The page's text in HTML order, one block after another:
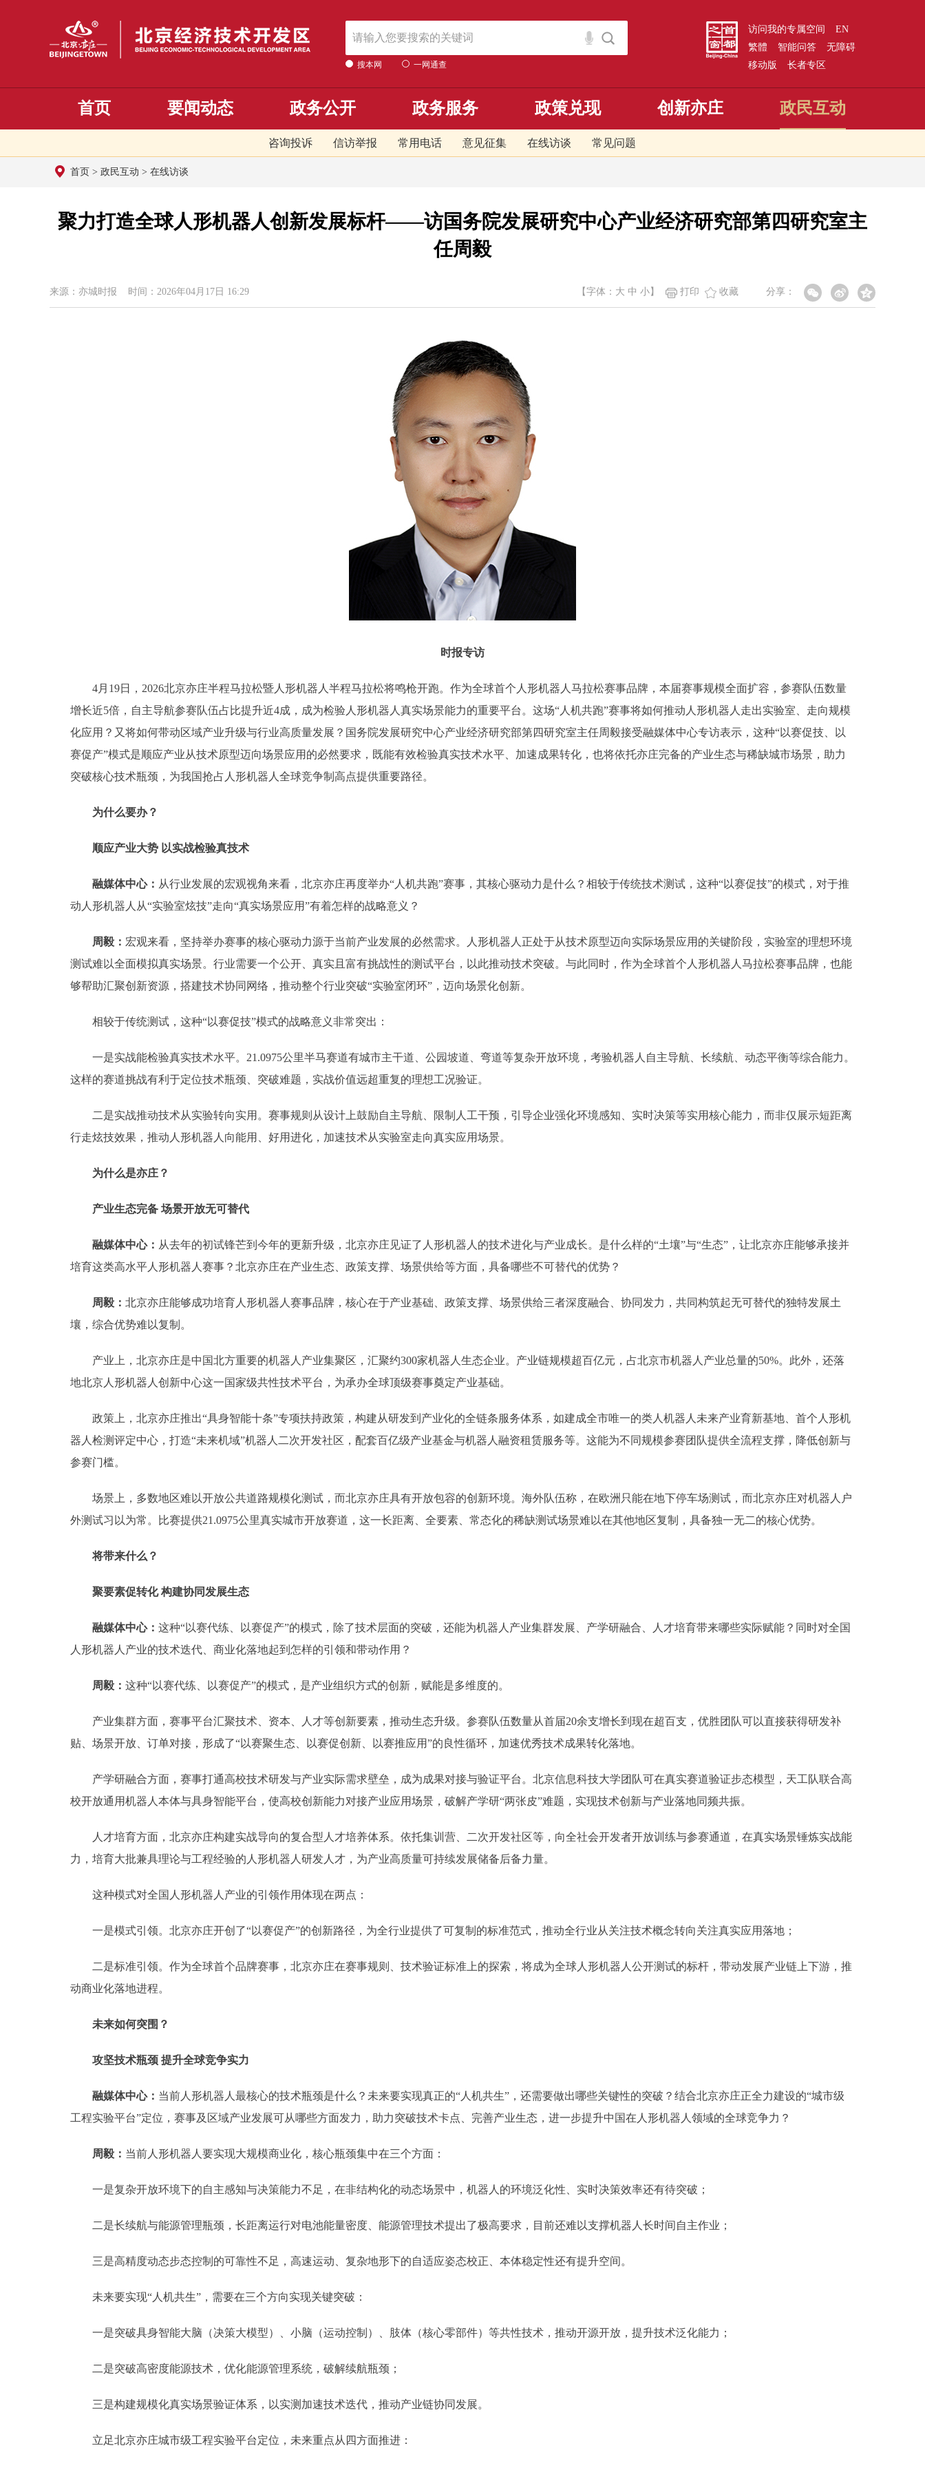
搜本网 一网通查
访问我的专属空间
EN
繁體
智能问答
无障碍
移动版
长者专区
首页 要闻动态 政务公开 政务服务 政策兑现 创新亦庄 政民互动
咨询投诉 信访举报 常用电话 意见征集 在线访谈 常见问题
首页 > 政民互动 > 在线访谈
聚力打造全球人形机器人创新发展标杆——访国务院发展研究中心产业经济研究部第四研究室主
任周毅
来源：亦城时报 时间：2026年04月17日 16:29 分享：
【字体： 大 中 小 】 打印 收藏
时报专访
4月19日，2026北京亦庄半程马拉松暨人形机器人半程马拉松将鸣枪开跑。作为全球首个人形机器人马拉松赛事品牌，本届赛事规模全面扩容，参赛队伍数量
增长近5倍，自主导航参赛队伍占比提升近4成，成为检验人形机器人真实场景能力的重要平台。这场“人机共跑”赛事将如何推动人形机器人走出实验室、走向规模
化应用？又将如何带动区域产业升级与行业高质量发展？国务院发展研究中心产业经济研究部第四研究室主任周毅接受融媒体中心专访表示，这种“以赛促技、以
赛促产”模式是顺应产业从技术原型迈向场景应用的必然要求，既能有效检验真实技术水平、加速成果转化，也将依托亦庄完备的产业生态与稀缺城市场景，助力
突破核心技术瓶颈，为我国抢占人形机器人全球竞争制高点提供重要路径。
为什么要办？
顺应产业大势 以实战检验真技术
融媒体中心： 从行业发展的宏观视角来看，北京亦庄再度举办“人机共跑”赛事，其核心驱动力是什么？相较于传统技术测试，这种“以赛促技”的模式，对于推
动人形机器人从“实验室炫技”走向“真实场景应用”有着怎样的战略意义？
周毅： 宏观来看，坚持举办赛事的核心驱动力源于当前产业发展的必然需求。人形机器人正处于从技术原型迈向实际场景应用的关键阶段，实验室的理想环境
测试难以全面模拟真实场景。行业需要一个公开、真实且富有挑战性的测试平台，以此推动技术突破。与此同时，作为全球首个人形机器人马拉松赛事品牌，也能
够帮助汇聚创新资源，搭建技术协同网络，推动整个行业突破“实验室闭环”，迈向场景化创新。
相较于传统测试，这种“以赛促技”模式的战略意义非常突出：
一是实战能检验真实技术水平。21.0975公里半马赛道有城市主干道、公园坡道、弯道等复杂开放环境，考验机器人自主导航、长续航、动态平衡等综合能力。
这样的赛道挑战有利于定位技术瓶颈、突破难题，实战价值远超重复的理想工况验证。
二是实战推动技术从实验转向实用。赛事规则从设计上鼓励自主导航、限制人工干预，引导企业强化环境感知、实时决策等实用核心能力，而非仅展示短距离
行走炫技效果，推动人形机器人向能用、好用进化，加速技术从实验室走向真实应用场景。
为什么是亦庄？
产业生态完备 场景开放无可替代
融媒体中心： 从去年的初试锋芒到今年的更新升级，北京亦庄见证了人形机器人的技术进化与产业成长。是什么样的“土壤”与“生态”，让北京亦庄能够承接并
培育这类高水平人形机器人赛事？北京亦庄在产业生态、政策支撑、场景供给等方面，具备哪些不可替代的优势？
周毅： 北京亦庄能够成功培育人形机器人赛事品牌，核心在于产业基础、政策支撑、场景供给三者深度融合、协同发力，共同构筑起无可替代的独特发展土
壤，综合优势难以复制。
产业上，北京亦庄是中国北方重要的机器人产业集聚区，汇聚约300家机器人生态企业。产业链规模超百亿元，占北京市机器人产业总量的50%。此外，还落
地北京人形机器人创新中心这一国家级共性技术平台，为承办全球顶级赛事奠定产业基础。
政策上，北京亦庄推出“具身智能十条”专项扶持政策，构建从研发到产业化的全链条服务体系，如建成全市唯一的类人机器人未来产业育新基地、首个人形机
器人检测评定中心，打造“未来机域”机器人二次开发社区，配套百亿级产业基金与机器人融资租赁服务等。这能为不同规模参赛团队提供全流程支撑，降低创新与
参赛门槛。
场景上，多数地区难以开放公共道路规模化测试，而北京亦庄具有开放包容的创新环境。海外队伍称，在欧洲只能在地下停车场测试，而北京亦庄对机器人户
外测试习以为常。比赛提供21.0975公里真实城市开放赛道，这一长距离、全要素、常态化的稀缺测试场景难以在其他地区复制，具备独一无二的核心优势。
将带来什么？
聚要素促转化 构建协同发展生态
融媒体中心： 这种“以赛代练、以赛促产”的模式，除了技术层面的突破，还能为机器人产业集群发展、产学研融合、人才培育带来哪些实际赋能？同时对全国
人形机器人产业的技术迭代、商业化落地起到怎样的引领和带动作用？
周毅： 这种“以赛代练、以赛促产”的模式，是产业组织方式的创新，赋能是多维度的。
产业集群方面，赛事平台汇聚技术、资本、人才等创新要素，推动生态升级。参赛队伍数量从首届20余支增长到现在超百支，优胜团队可以直接获得研发补
贴、场景开放、订单对接，形成了“以赛聚生态、以赛促创新、以赛推应用”的良性循环，加速优秀技术成果转化落地。
产学研融合方面，赛事打通高校技术研发与产业实际需求壁垒，成为成果对接与验证平台。北京信息科技大学团队可在真实赛道验证步态模型，天工队联合高
校开放通用机器人本体与具身智能平台，使高校创新能力对接产业应用场景，破解产学研“两张皮”难题，实现技术创新与产业落地同频共振。
人才培育方面，北京亦庄构建实战导向的复合型人才培养体系。依托集训营、二次开发社区等，向全社会开发者开放训练与参赛通道，在真实场景锤炼实战能
力，培育大批兼具理论与工程经验的人形机器人研发人才，为产业高质量可持续发展储备后备力量。
这种模式对全国人形机器人产业的引领作用体现在两点：
一是模式引领。北京亦庄开创了“以赛促产”的创新路径，为全行业提供了可复制的标准范式，推动全行业从关注技术概念转向关注真实应用落地；
二是标准引领。作为全球首个品牌赛事，北京亦庄在赛事规则、技术验证标准上的探索，将成为全球人形机器人公开测试的标杆，带动发展产业链上下游，推
动商业化落地进程。
未来如何突围？
攻坚技术瓶颈 提升全球竞争实力
融媒体中心： 当前人形机器人最核心的技术瓶颈是什么？未来要实现真正的“人机共生”，还需要做出哪些关键性的突破？结合北京亦庄正全力建设的“城市级
工程实验平台”定位，赛事及区域产业发展可从哪些方面发力，助力突破技术卡点、完善产业生态，进一步提升中国在人形机器人领域的全球竞争力？
周毅： 当前人形机器人要实现大规模商业化，核心瓶颈集中在三个方面：
一是复杂开放环境下的自主感知与决策能力不足，在非结构化的动态场景中，机器人的环境泛化性、实时决策效率还有待突破；
二是长续航与能源管理瓶颈，长距离运行对电池能量密度、能源管理技术提出了极高要求，目前还难以支撑机器人长时间自主作业；
三是高精度动态步态控制的可靠性不足，高速运动、复杂地形下的自适应姿态校正、本体稳定性还有提升空间。
未来要实现“人机共生”，需要在三个方向实现关键突破：
一是突破具身智能大脑（决策大模型）、小脑（运动控制）、肢体（核心零部件）等共性技术，推动开源开放，提升技术泛化能力；
二是突破高密度能源技术，优化能源管理系统，破解续航瓶颈；
三是构建规模化真实场景验证体系，以实测加速技术迭代，推动产业链协同发展。
立足北京亦庄城市级工程实验平台定位，未来重点从四方面推进：